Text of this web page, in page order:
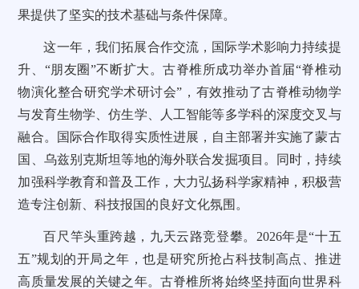
果提供了坚实的技术基础与条件保障。
这一年，我们拓展合作交流，国际学术影响力持续提
升、“朋友圈”不断扩大。古脊椎所成功举办首届“脊椎动
物演化整合研究学术研讨会”，有效推动了古脊椎动物学
与发育生物学、仿生学、人工智能等多学科的深度交叉与
融合。国际合作取得实质性进展，自主部署并实施了蒙古
国、乌兹别克斯坦等地的海外联合发掘项目。同时，持续
加强科学教育和普及工作，大力弘扬科学家精神，积极营
造专注创新、科技报国的良好文化氛围。
百尺竿头重跨越，九天云路竞登攀。2026年是“十五
五”规划的开局之年，也是研究所抢占科技制高点、推进
高质量发展的关键之年。古脊椎所将始终坚持面向世界科